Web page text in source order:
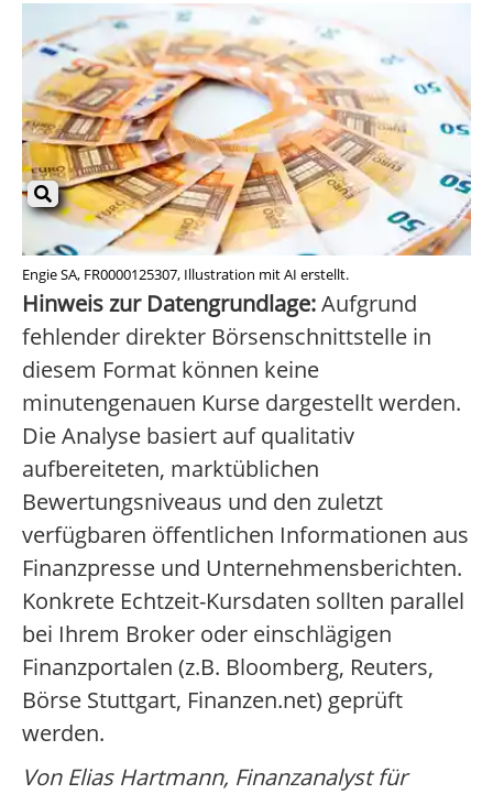
Engie SA, FR0000125307, Illustration mit AI erstellt.
Hinweis zur Datengrundlage:Aufgrund
fehlender direkter Börsenschnittstelle in
diesem Format können keine
minutengenauen Kurse dargestellt werden.
Die Analyse basiert auf qualitativ
aufbereiteten, marktüblichen
Bewertungsniveaus und den zuletzt
verfügbaren öffentlichen Informationen aus
Finanzpresse und Unternehmensberichten.
Konkrete Echtzeit-Kursdaten sollten parallel
bei Ihrem Broker oder einschlägigen
Finanzportalen (z.B. Bloomberg, Reuters,
Börse Stuttgart, Finanzen.net) geprüft
werden.
Von Elias Hartmann, Finanzanalyst für